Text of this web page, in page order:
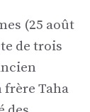
(25 août
de trois
Taha